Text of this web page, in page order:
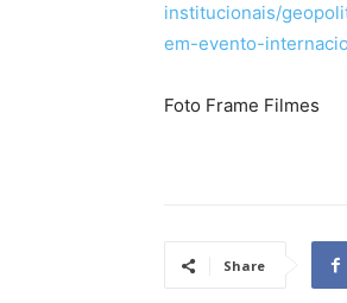
institucionais/
em-evento-
Foto Frame Filmes
Share